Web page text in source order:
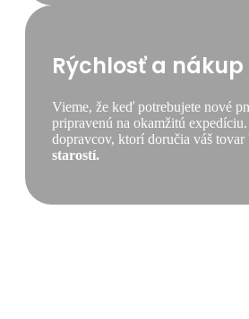
Rýchlosť a
Vieme, že keď potrebujete nové
pripravenú na okamžitú
dopravcov, ktorí doručia váš tovar
starostí.